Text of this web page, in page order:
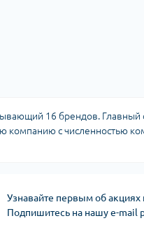
16 брендов. Главный
компанию с численностью
Узнавайте первым об акциях
Подпишитесь на нашу e-mail